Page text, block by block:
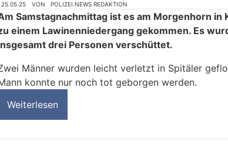
25.05.25 VON POLIZEI.NEWS REDAKTION
Samstagnachmittag ist es am Morgenhorn in
einem Lawinenniedergang gekommen. Es
drei Personen verschüttet.
Männer wurden leicht verletzt in Spitäler
konnte nur noch tot geborgen werden.
Weiterlesen